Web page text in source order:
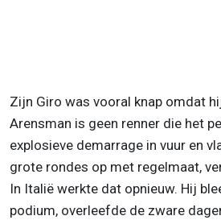
Zijn Giro was vooral knap omdat
Arensman is geen renner die het
explosieve demarrage in vuur en
grote rondes op met regelmaat,
In Italië werkte dat opnieuw. Hij
podium, overleefde de zware